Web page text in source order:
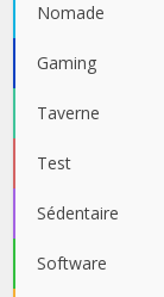
Nomade
Gaming
Taverne
Test
Sédentaire
Software